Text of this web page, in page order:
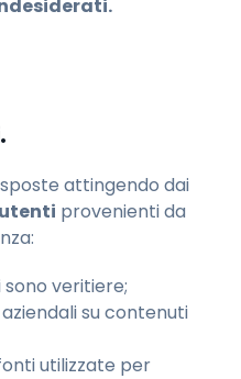
attingendo dai
provenienti da
veritiere;
su contenuti
utilizzate per